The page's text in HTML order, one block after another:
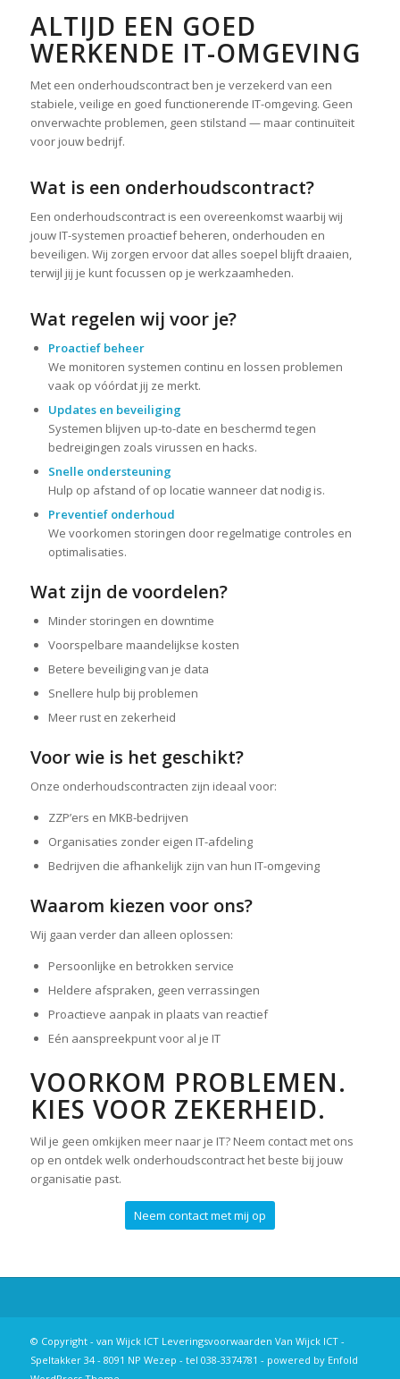
ALTIJD EEN GOED
WERKENDE IT-OMGEVING
Met een onderhoudscontract ben je verzekerd van een
stabiele, veilige en goed functionerende IT-omgeving. Geen
onverwachte problemen, geen stilstand — maar continuïteit
voor jouw bedrijf.
Wat is een onderhoudscontract?
Een onderhoudscontract is een overeenkomst waarbij wij
jouw IT-systemen proactief beheren, onderhouden en
beveiligen. Wij zorgen ervoor dat alles soepel blijft draaien,
terwijl jij je kunt focussen op je werkzaamheden.
Wat regelen wij voor je?
Proactief beheer
We monitoren systemen continu en lossen problemen
vaak op vóórdat jij ze merkt.
Updates en beveiliging
Systemen blijven up-to-date en beschermd tegen
bedreigingen zoals virussen en hacks.
Snelle ondersteuning
Hulp op afstand of op locatie wanneer dat nodig is.
Preventief onderhoud
We voorkomen storingen door regelmatige controles en
optimalisaties.
Wat zijn de voordelen?
Minder storingen en downtime
Voorspelbare maandelijkse kosten
Betere beveiliging van je data
Snellere hulp bij problemen
Meer rust en zekerheid
Voor wie is het geschikt?
Onze onderhoudscontracten zijn ideaal voor:
ZZP’ers en MKB-bedrijven
Organisaties zonder eigen IT-afdeling
Bedrijven die afhankelijk zijn van hun IT-omgeving
Waarom kiezen voor ons?
Wij gaan verder dan alleen oplossen:
Persoonlijke en betrokken service
Heldere afspraken, geen verrassingen
Proactieve aanpak in plaats van reactief
Eén aanspreekpunt voor al je IT
VOORKOM PROBLEMEN.
KIES VOOR ZEKERHEID.
Wil je geen omkijken meer naar je IT? Neem contact met ons
op en ontdek welk onderhoudscontract het beste bij jouw
organisatie past.
Neem contact met mij op
© Copyright - van Wijck ICT Leveringsvoorwaarden Van Wijck ICT -
Speltakker 34 - 8091 NP Wezep - tel 038-3374781 - powered by Enfold